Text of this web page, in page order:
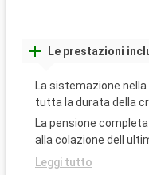
Le prestazioni
La sistemazione
tutta la durata della
La pensione
alla colazione dell
Leggi tutto